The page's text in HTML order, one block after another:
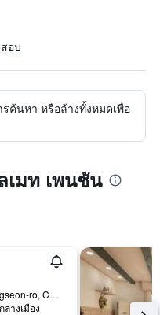
อบ
ค้นหา หรือล้างทั้งหมดเพื่อ
เมท เพนชัน
447-42, Heungseon-ro, Changseon-Myeon, นัมแฮ, เกาหลีใต้
ลางเมือง